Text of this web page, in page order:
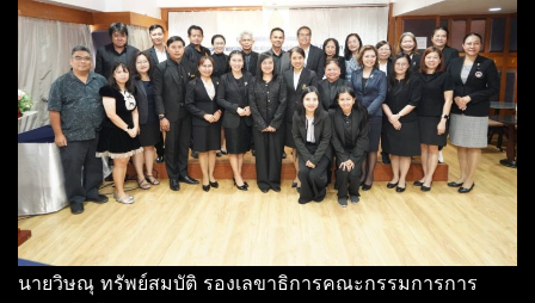
นายวิษณุ ทรัพย์สมบัติ รองเลขาธิการคณะกรรมการการ